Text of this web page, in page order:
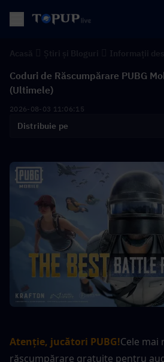
Coduri de Răscumpărare PUBG
(Ultimele)
2026-08-03 11:06:15
Distribuie pe
Atenție, jucători PUBG!Cele mai
răscumpărare gratuite pentru